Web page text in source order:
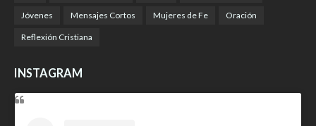
Jóvenes Mensajes Cortos Mujeres de Fe Oración
Reflexión Cristiana
INSTAGRAM